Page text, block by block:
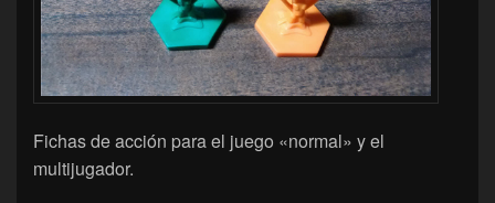
Fichas de acción para el juego «normal» y el
multijugador.